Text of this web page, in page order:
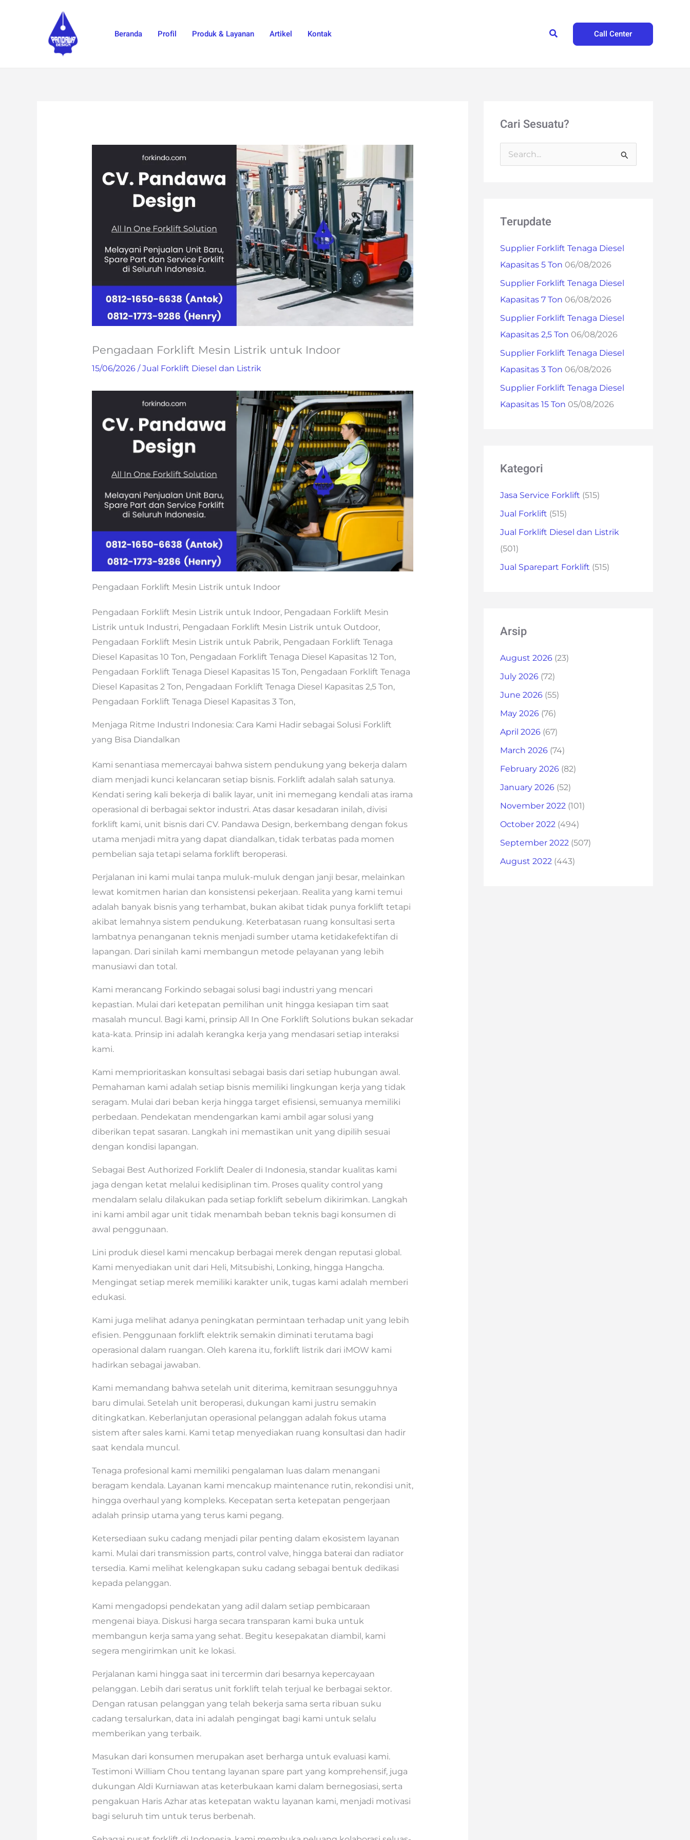
Beranda Profil Produk & Layanan Artikel Kontak Search Call Center
Pengadaan Forklift Mesin Listrik untuk Indoor
15/06/2026 /Jual Forklift Diesel dan Listrik
Pengadaan Forklift Mesin Listrik untuk Indoor
Pengadaan Forklift Mesin Listrik untuk Indoor, Pengadaan Forklift Mesin
Listrik untuk Industri, Pengadaan Forklift Mesin Listrik untuk Outdoor,
Pengadaan Forklift Mesin Listrik untuk Pabrik, Pengadaan Forklift Tenaga
Diesel Kapasitas 10 Ton, Pengadaan Forklift Tenaga Diesel Kapasitas 12 Ton,
Pengadaan Forklift Tenaga Diesel Kapasitas 15 Ton, Pengadaan Forklift Tenaga
Diesel Kapasitas 2 Ton, Pengadaan Forklift Tenaga Diesel Kapasitas 2,5 Ton,
Pengadaan Forklift Tenaga Diesel Kapasitas 3 Ton,
Menjaga Ritme Industri Indonesia: Cara Kami Hadir sebagai Solusi Forklift
yang Bisa Diandalkan
Kami senantiasa memercayai bahwa sistem pendukung yang bekerja dalam
diam menjadi kunci kelancaran setiap bisnis. Forklift adalah salah satunya.
Kendati sering kali bekerja di balik layar, unit ini memegang kendali atas irama
operasional di berbagai sektor industri. Atas dasar kesadaran inilah, divisi
forklift kami, unit bisnis dari CV. Pandawa Design, berkembang dengan fokus
utama menjadi mitra yang dapat diandalkan, tidak terbatas pada momen
pembelian saja tetapi selama forklift beroperasi.
Perjalanan ini kami mulai tanpa muluk-muluk dengan janji besar, melainkan
lewat komitmen harian dan konsistensi pekerjaan. Realita yang kami temui
adalah banyak bisnis yang terhambat, bukan akibat tidak punya forklift tetapi
akibat lemahnya sistem pendukung. Keterbatasan ruang konsultasi serta
lambatnya penanganan teknis menjadi sumber utama ketidakefektifan di
lapangan. Dari sinilah kami membangun metode pelayanan yang lebih
manusiawi dan total.
Kami merancang Forkindo sebagai solusi bagi industri yang mencari
kepastian. Mulai dari ketepatan pemilihan unit hingga kesiapan tim saat
masalah muncul. Bagi kami, prinsip All In One Forklift Solutions bukan sekadar
kata-kata. Prinsip ini adalah kerangka kerja yang mendasari setiap interaksi
kami.
Kami memprioritaskan konsultasi sebagai basis dari setiap hubungan awal.
Pemahaman kami adalah setiap bisnis memiliki lingkungan kerja yang tidak
seragam. Mulai dari beban kerja hingga target efisiensi, semuanya memiliki
perbedaan. Pendekatan mendengarkan kami ambil agar solusi yang
diberikan tepat sasaran. Langkah ini memastikan unit yang dipilih sesuai
dengan kondisi lapangan.
Sebagai Best Authorized Forklift Dealer di Indonesia, standar kualitas kami
jaga dengan ketat melalui kedisiplinan tim. Proses quality control yang
mendalam selalu dilakukan pada setiap forklift sebelum dikirimkan. Langkah
ini kami ambil agar unit tidak menambah beban teknis bagi konsumen di
awal penggunaan.
Lini produk diesel kami mencakup berbagai merek dengan reputasi global.
Kami menyediakan unit dari Heli, Mitsubishi, Lonking, hingga Hangcha.
Mengingat setiap merek memiliki karakter unik, tugas kami adalah memberi
edukasi.
Kami juga melihat adanya peningkatan permintaan terhadap unit yang lebih
efisien. Penggunaan forklift elektrik semakin diminati terutama bagi
operasional dalam ruangan. Oleh karena itu, forklift listrik dari iMOW kami
hadirkan sebagai jawaban.
Kami memandang bahwa setelah unit diterima, kemitraan sesungguhnya
baru dimulai. Setelah unit beroperasi, dukungan kami justru semakin
ditingkatkan. Keberlanjutan operasional pelanggan adalah fokus utama
sistem after sales kami. Kami tetap menyediakan ruang konsultasi dan hadir
saat kendala muncul.
Tenaga profesional kami memiliki pengalaman luas dalam menangani
beragam kendala. Layanan kami mencakup maintenance rutin, rekondisi unit,
hingga overhaul yang kompleks. Kecepatan serta ketepatan pengerjaan
adalah prinsip utama yang terus kami pegang.
Ketersediaan suku cadang menjadi pilar penting dalam ekosistem layanan
kami. Mulai dari transmission parts, control valve, hingga baterai dan radiator
tersedia. Kami melihat kelengkapan suku cadang sebagai bentuk dedikasi
kepada pelanggan.
Kami mengadopsi pendekatan yang adil dalam setiap pembicaraan
mengenai biaya. Diskusi harga secara transparan kami buka untuk
membangun kerja sama yang sehat. Begitu kesepakatan diambil, kami
segera mengirimkan unit ke lokasi.
Perjalanan kami hingga saat ini tercermin dari besarnya kepercayaan
pelanggan. Lebih dari seratus unit forklift telah terjual ke berbagai sektor.
Dengan ratusan pelanggan yang telah bekerja sama serta ribuan suku
cadang tersalurkan, data ini adalah pengingat bagi kami untuk selalu
memberikan yang terbaik.
Masukan dari konsumen merupakan aset berharga untuk evaluasi kami.
Testimoni William Chou tentang layanan spare part yang komprehensif, juga
dukungan Aldi Kurniawan atas keterbukaan kami dalam bernegosiasi, serta
pengakuan Haris Azhar atas ketepatan waktu layanan kami, menjadi motivasi
bagi seluruh tim untuk terus berbenah.
Cari Sesuatu?
r
:
Terupdate
Supplier Forklift Tenaga Diesel
Kapasitas 5 Ton 06/08/2026
Supplier Forklift Tenaga Diesel
Kapasitas 7 Ton 06/08/2026
Supplier Forklift Tenaga Diesel
Kapasitas 2,5 Ton 06/08/2026
Supplier Forklift Tenaga Diesel
Kapasitas 3 Ton 06/08/2026
Supplier Forklift Tenaga Diesel
Kapasitas 15 Ton 05/08/2026
Kategori
Jasa Service Forklift (515)
Jual Forklift (515)
Jual Forklift Diesel dan Listrik
(501)
Jual Sparepart Forklift (515)
Arsip
August 2026 (23)
July 2026 (72)
June 2026 (55)
May 2026 (76)
April 2026 (67)
March 2026 (74)
February 2026 (82)
January 2026 (52)
November 2022 (101)
October 2022 (494)
September 2022 (507)
August 2022 (443)